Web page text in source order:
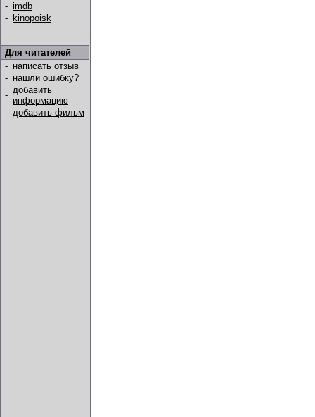
- imdb
- kinopoisk
Для читателей
- написать отзыв
- нашли ошибку?
- добавить
информацию
- добавить фильм